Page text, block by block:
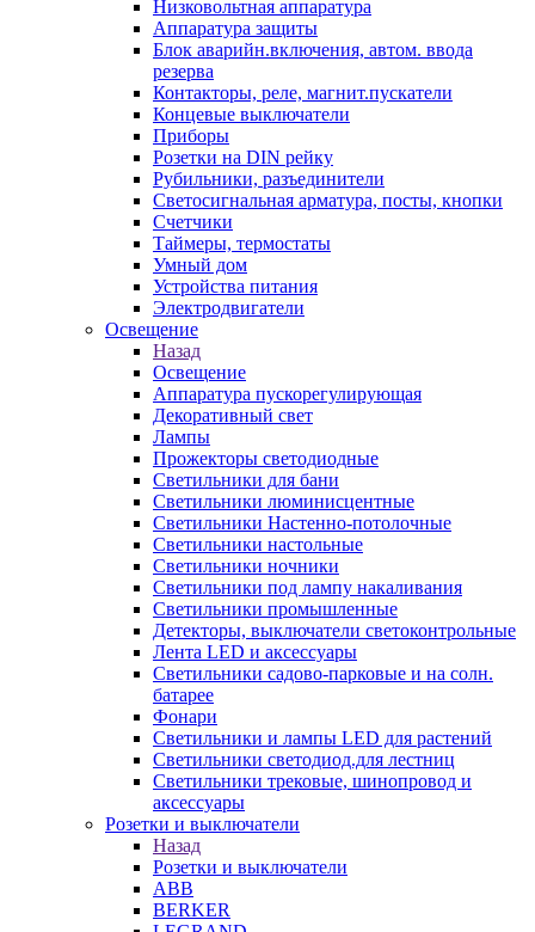
Низковольтная аппаратура
Аппаратура защиты
Блок аварийн.включения, автом. ввода
резерва
Контакторы, реле, магнит.пускатели
Концевые выключатели
Приборы
Розетки на DIN рейку
Рубильники, разъединители
Светосигнальная арматура, посты, кнопки
Счетчики
Таймеры, термостаты
Умный дом
Устройства питания
Электродвигатели
Освещение
Назад
Освещение
Аппаратура пускорегулирующая
Декоративный свет
Лампы
Прожекторы светодиодные
Светильники для бани
Светильники люминисцентные
Светильники Настенно-потолочные
Светильники настольные
Светильники ночники
Светильники под лампу накаливания
Светильники промышленные
Детекторы, выключатели светоконтрольные
Лента LED и аксессуары
Светильники садово-парковые и на солн.
батарее
Фонари
Светильники и лампы LED для растений
Светильники светодиод.для лестниц
Светильники трековые, шинопровод и
аксессуары
Розетки и выключатели
Назад
Розетки и выключатели
ABB
BERKER